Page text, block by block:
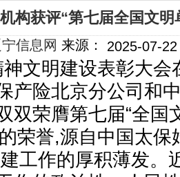
构获评“第七届全国文明
信息网 来源： 2025-07-
文明建设表彰大会
产险北京分公司和
双荣膺第七届“全国
荣誉,源自中国太保
工作的厚积薄发。